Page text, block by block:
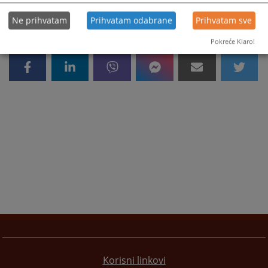
Korisni linkovi
Ne prihvatam Prihvatam odabrane Prihvatam sve
Pokreće Klaro!